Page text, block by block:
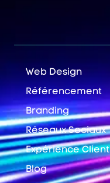
Web Design
Référencement
Branding
Réseaux Sociaux
Expérience Client
Blog